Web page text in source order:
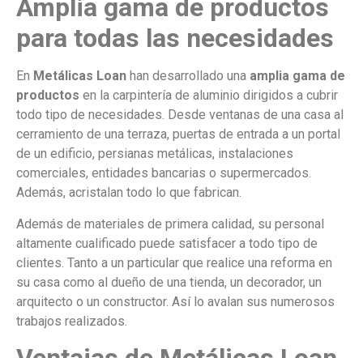
Amplia gama de productos
para todas las necesidades
En Metálicas Loan han desarrollado una amplia gama de
productos en la carpintería de aluminio dirigidos a cubrir
todo tipo de necesidades. Desde ventanas de una casa al
cerramiento de una terraza, puertas de entrada a un portal
de un edificio, persianas metálicas, instalaciones
comerciales, entidades bancarias o supermercados.
Además, acristalan todo lo que fabrican.
Además de materiales de primera calidad, su personal
altamente cualificado puede satisfacer a todo tipo de
clientes. Tanto a un particular que realice una reforma en
su casa como al dueño de una tienda, un decorador, un
arquitecto o un constructor. Así lo avalan sus numerosos
trabajos realizados.